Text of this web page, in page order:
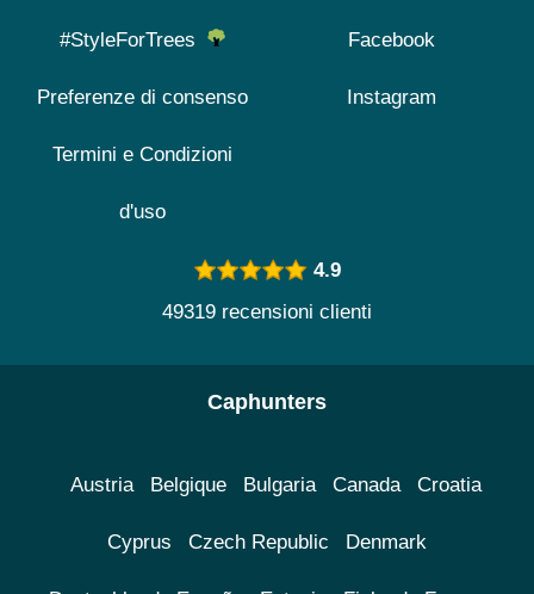
#StyleForTrees
Preferenze di consenso
Termini e Condizioni
d'uso
Facebook
Instagram
4.9
49319 recensioni clienti
Caphunters
Austria Belgique Bulgaria Canada Croatia
Cyprus Czech Republic Denmark